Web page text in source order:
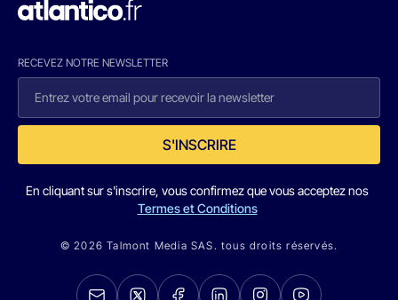
RECEVEZ NOTRE NEWSLETTER
S'INSCRIRE
En cliquant sur s'inscrire, vous confirmez que vous acceptez nos
Termes et Conditions
© 2026 Talmont Media SAS. tous droits réservés.